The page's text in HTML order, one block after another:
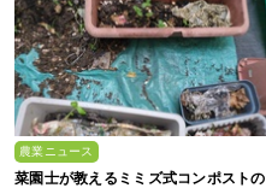
農業ニュース
菜園士が教えるミミズ式コンポストの